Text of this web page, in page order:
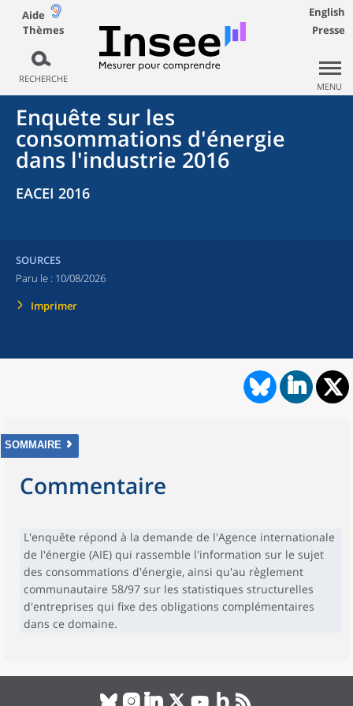
Aide
Thèmes
RECHERCHE
English
Presse
MENU
Enquête sur les
consommations d'énergie
dans l'industrie 2016
EACEI 2016
SOURCES
Paru le : 10/08/2026
Imprimer
SOMMAIRE
Commentaire
L'enquête répond à la demande de l'Agence internationale
de l'énergie (AIE) qui rassemble l'information sur le sujet
des consommations d'énergie, ainsi qu'au règlement
communautaire 58/97 sur les statistiques structurelles
d'entreprises qui fixe des obligations complémentaires
dans ce domaine.